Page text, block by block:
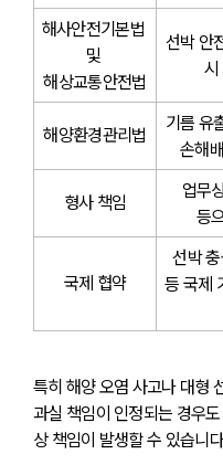
해사안전기본법
및
해상교통안전법
선박 안
시
해양환경관리법
기름 유
손해
형사 책임
업무
등
국제 협약
선박
등 국제
특히 해양 오염 사고나 대형
과실 책임이 인정되는 경우
상 책임이 발생할 수 있습니